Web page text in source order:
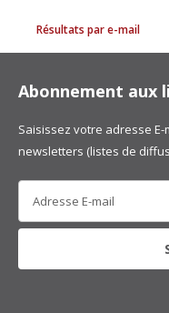
Résultats par e-mail
Abonnement aux
Saisissez votre adresse
newsletters (listes de